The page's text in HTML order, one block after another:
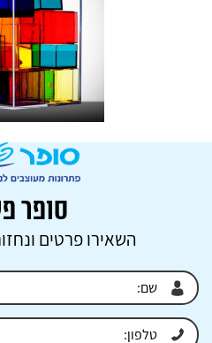
סופר
השאירו פרטים